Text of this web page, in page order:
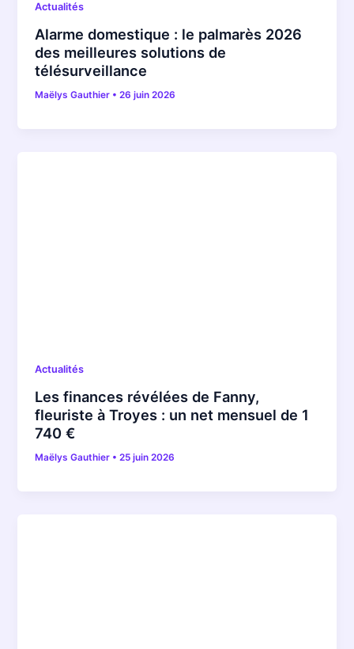
Actualités
Alarme domestique : le palmarès 2026
des meilleures solutions de
télésurveillance
Maëlys Gauthier •26 juin 2026
Actualités
Les finances révélées de Fanny,
fleuriste à Troyes : un net mensuel de 1
740 €
Maëlys Gauthier •25 juin 2026